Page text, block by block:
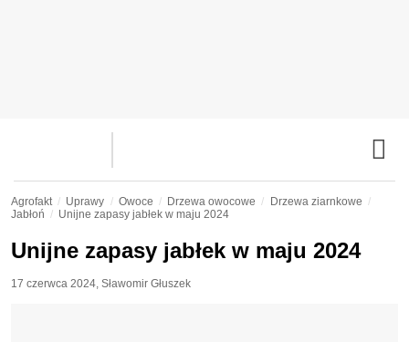
Agrofakt Uprawy Owoce Drzewa owocowe
Drzewa ziarnkowe
Jabłoń
Unijne zapasy jabłek w maju 2024
Unijne zapasy jabłek w maju 2024
17 czerwca 2024, Sławomir Głuszek